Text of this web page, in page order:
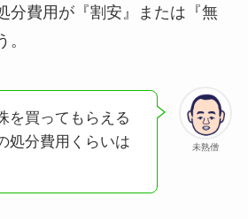
分費用が『割安』または『無
未熟僧
を買ってもらえる
処分費用くらいは